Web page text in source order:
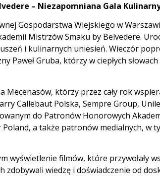
– Niezapomniana Gala
Gospodarstwa Wiejskiego w
Mistrzów Smaku by Belvedere.
i kulinarnych uniesień. Wieczór
Paweł Gruba, którzy w ciepłych
Mecenasów, którzy przez cały rok
Callebaut Polska, Sempre Group,
do Patronów Honorowych
a także patronów medialnych, w
wyświetlenie filmów, które przywołały
wiedzę i doświadczenie od